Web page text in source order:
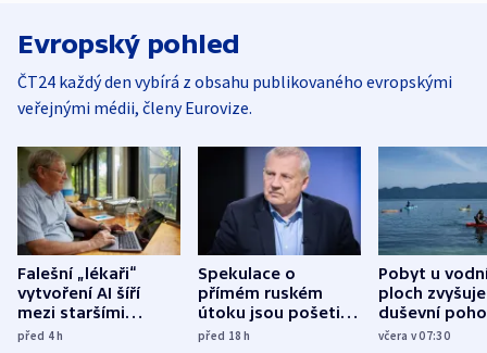
Evropský pohled
ČT24 každý den vybírá z obsahu publikovaného evropskými
veřejnými médii, členy Eurovize.
Falešní „lékaři“
vytvoření AI šíří
mezi staršími
Poláky nebezpečné
před 4h
Spekulace o
přímém ruském
útoku jsou pošetilé,
míní estonský
před 18h
Pobyt u
ploch zvyšuje
duševní
ukázala
včera v 07:30